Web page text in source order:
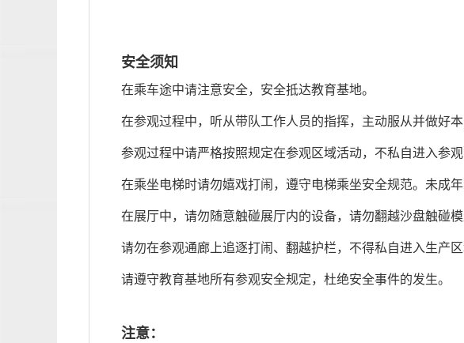
安全须知
在乘车途中请注意安全，安全抵达教育基地。
在参观过程中，听从带队工作人员的指挥，主动服从并做好本
参观过程中请严格按照规定在参观区域活动，不私自进入参观
在乘坐电梯时请勿嬉戏打闹，遵守电梯乘坐安全规范。未成
在展厅中，请勿随意触碰展厅内的设备，请勿翻越沙盘触碰模
请勿在参观通廊上追逐打闹、翻越护栏，不得私自进入生产区
请遵守教育基地所有参观安全规定，杜绝安全事件的发生。
注意：